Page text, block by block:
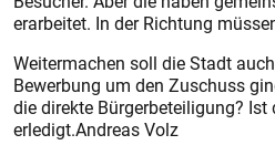
erarbeitet. In der Richtung
Weitermachen soll die Stadt
Bewerbung um den Zuschuss
die direkte Bürgerbeteiligung? Ist
erledigt.Andreas Volz